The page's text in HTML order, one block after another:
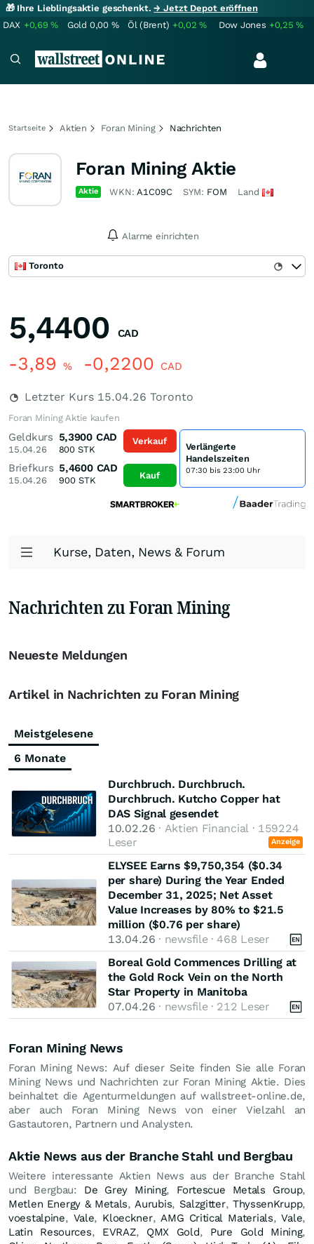
🎁 Ihre Lieblingsaktie geschenkt.→ Jetzt Depot eröffnen
DAX +0,69% Gold 0,00 % Öl (Brent) +0,02% Dow Jones +0,25%
Startseite Aktien Foran Mining Nachrichten
Foran Mining Aktie
Aktie WKN:A1C09C SYM: FOM Land
Alarme einrichten
Toronto
5,4400 CAD
-3,89 % -0,2200 CAD
Letzter Kurs 15.04.26 Toronto
Foran Mining Aktie kaufen
Geldkurs
15.04.26
5,3900 CAD
800 STK
Briefkurs
15.04.26
5,4600 CAD
900STK
Verkauf
Kauf
Verlängerte
Handelszeiten
07:30 bis 23:00 Uhr
Kurse, Daten, News & Forum
Nachrichten zu Foran Mining
Neueste Meldungen
Artikel in Nachrichten zu Foran Mining
Meistgelesene
6 Monate
Durchbruch. Durchbruch.
Durchbruch. Kutcho Copper hat
DAS Signal gesendet
10.02.26 · Aktien Financial · 159224
Leser
Anzeige
ELYSEE Earns $9,750,354 ($0.34
per share) During the Year Ended
December 31, 2025; Net Asset
Value Increases by 80% to $21.5
million ($0.76 per share)
13.04.26 · newsfile · 468 Leser
Boreal Gold Commences Drilling at
the Gold Rock Vein on the North
Star Property in Manitoba
07.04.26 · newsfile · 212 Leser
Foran Mining News
Foran Mining News: Auf dieser Seite finden Sie alle Foran
Mining News und Nachrichten zur Foran Mining Aktie. Dies
beinhaltet die Agenturmeldungen auf wallstreet-online.de,
aber auch Foran Mining News von einer Vielzahl an
Gastautoren, Partnern und Analysten.
Aktie News aus der Branche Stahl und Bergbau
Weitere interessante Aktien News aus der Branche Stahl
und Bergbau: De Grey Mining, Fortescue Metals Group,
Metlen Energy & Metals,Aurubis, Salzgitter, ThyssenKrupp,
voestalpine, Vale, Kloeckner,AMG Critical Materials,Vale,
Latin Resources, EVRAZ, QMX Gold, Pure Gold Mining,